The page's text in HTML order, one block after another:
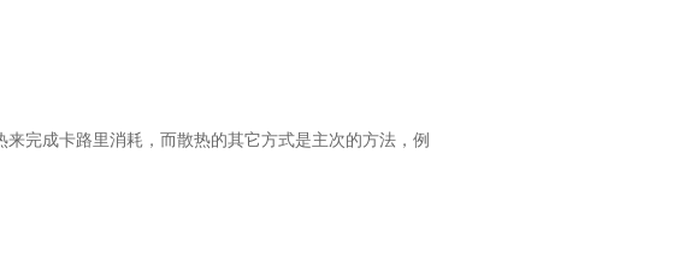
完成卡路里消耗，而散热的其它方式是主次的方法，例